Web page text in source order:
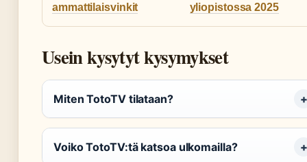
ammattilaisvinkit
yliopistossa 2025
Usein kysytyt kysymykset
Miten TotoTV tilataan?
Voiko TotoTV:tä katsoa ulkomailla?